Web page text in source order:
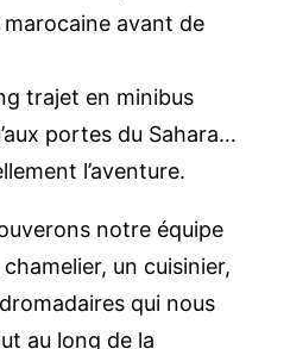
marocaine avant de
trajet en minibus
portes du Sahara…
l’aventure.
notre équipe
un cuisinier,
qui nous
au long de la